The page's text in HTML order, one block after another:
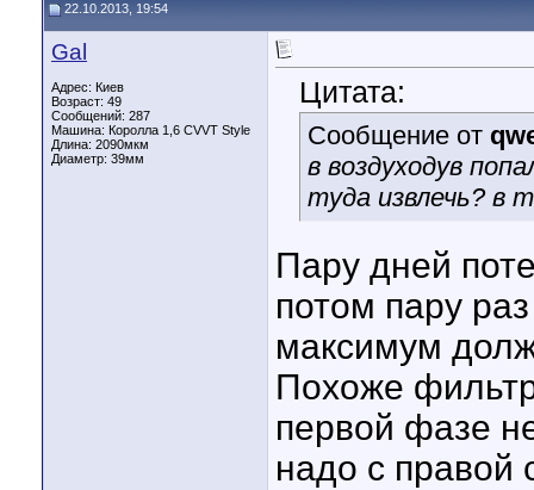
22.10.2013, 19:54
Gal
Адрес: Киев
Возраст: 49
Сообщений: 287
Машина: Королла 1,6 CVVT Style
Длина: 2090мкм
Диаметр: 39мм
Цитата:
Сообщение от
в воздуходув
туда извлечь? в
Пару дней
потом пару
максимум
Похоже
первой фазе
надо с правой